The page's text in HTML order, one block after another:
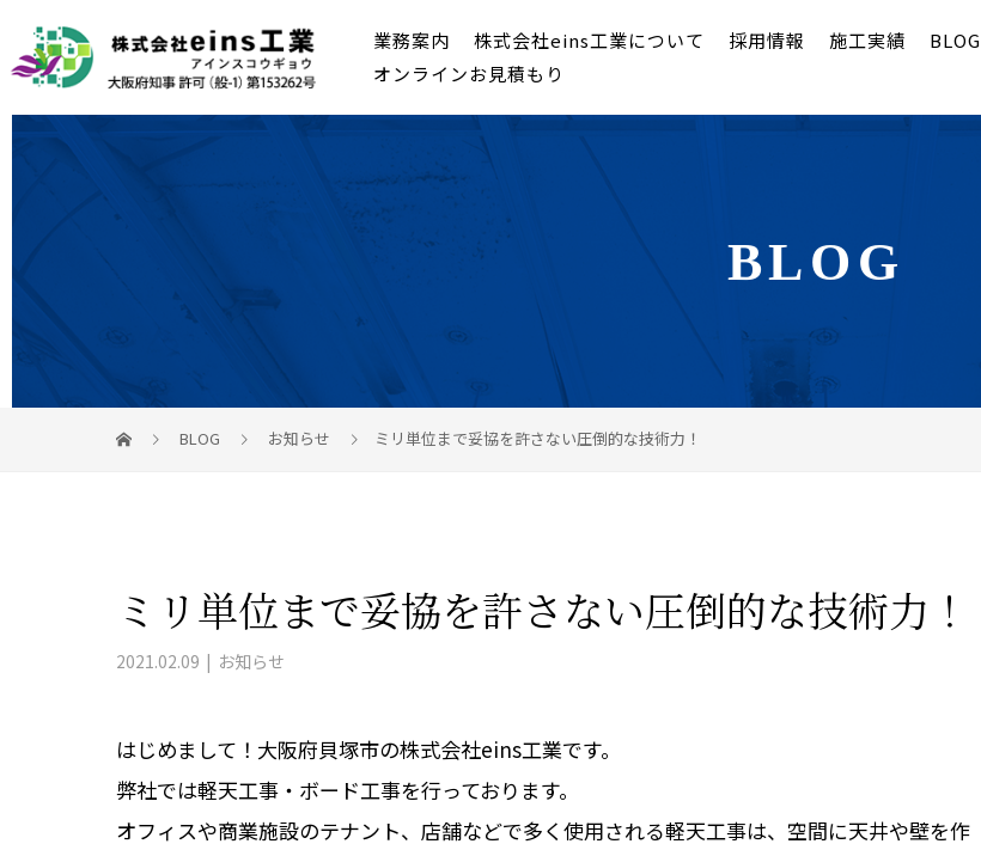
業務案内 株式会社eins工業について 採用情報 施工実績
BLOG
オンラインお見積もり
BLOG
BLOG お知らせ ミリ単位まで妥協を許さない圧倒的な技術力！
ミリ単位まで妥協を許さない圧倒的な技術力！
2021.02.09 お知らせ
はじめまして！大阪府貝塚市の株式会社eins工業です。
弊社では軽天工事・ボード工事を行っております。
オフィスや商業施設のテナント、店舗などで多く使用される軽天工事は、空間に天井や壁を作